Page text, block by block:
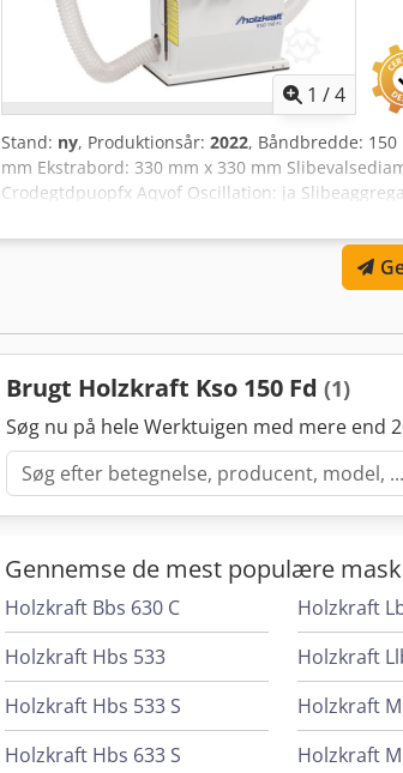
1 /4
Stand: ny, Produktionsår: 2022, Båndbredde:
mm Ekstrabord: 330 mm x 330 mm
Crodegtdpuopfx Aqvof Oscillation: ja
Motoreffekt: 3 kW Maskinlængde: 1900 mm
Brugt Holzkraft Kso 150 Fd (1)
Søg nu på hele Werktuigen med mere end
Gennemse de mest populære
Holzkraft Bbs 630 C
Holzkraft Hbs 533
Holzkraft Hbs 533 S
Holzkraft Hbs 633 S
Holzkraft
Holzkraft